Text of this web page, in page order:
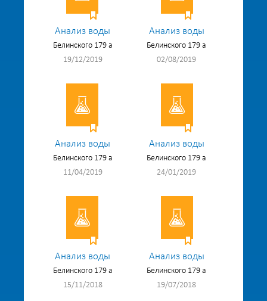
Анализ воды
Белинского 179 а
19/12/2019
Анализ воды
Белинского 179 а
02/08/2019
Анализ воды
Белинского 179 а
11/04/2019
Анализ воды
Белинского 179 а
24/01/2019
Анализ воды
Белинского 179 а
15/11/2018
Анализ воды
Белинского 179 а
19/07/2018